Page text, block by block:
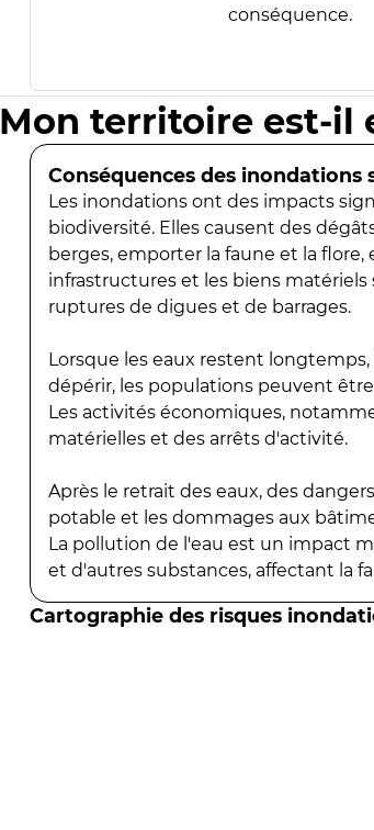
conséquence.
Mon territoire est-il
Conséquences des inondations
Les inondations ont des impacts
biodiversité. Elles causent des
berges, emporter la faune et la
infrastructures et les biens
ruptures de digues et de barrages.
Lorsque les eaux restent
dépérir, les populations peuvent
Les activités économiques,
matérielles et des arrêts d'activité.
Après le retrait des eaux, des
potable et les dommages aux
La pollution de l'eau est un impact
et d'autres substances, affectant la
Cartographie des risques